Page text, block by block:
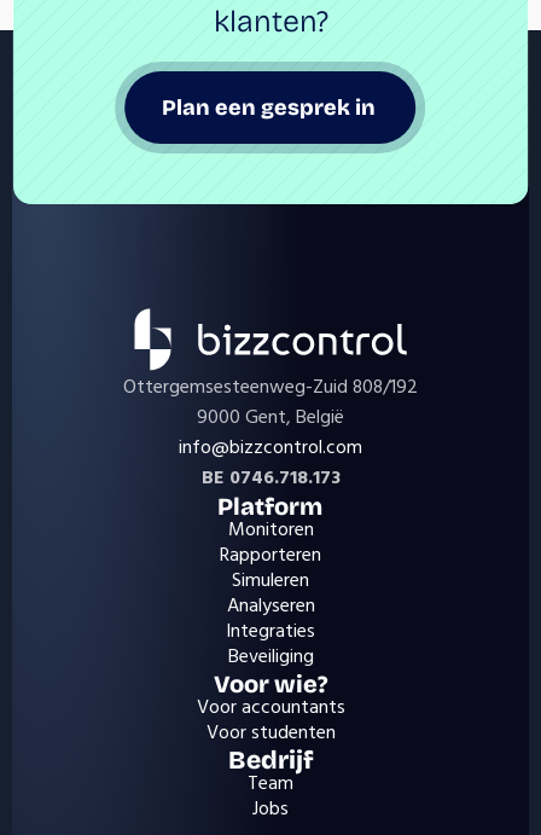
klanten?
Plan een gesprek in
Ottergemsesteenweg-Zuid 808/192
9000 Gent, België
info@bizzcontrol.com
BE 0746.718.173
Platform
Monitoren
Rapporteren
Simuleren
Analyseren
Integraties
Beveiliging
Voor wie?
Voor accountants
Voor studenten
Bedrijf
Team
Jobs